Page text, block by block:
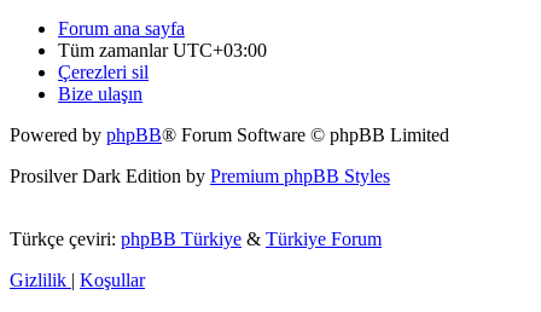
Forum ana sayfa
Tüm zamanlarUTC+03:00
Çerezleri sil
Bize ulaşın
Powered by phpBB® Forum Software © phpBB Limited
Prosilver Dark Edition by Premium phpBB Styles
Türkçe çeviri: phpBB Türkiye & Türkiye Forum
Gizlilik | Koşullar